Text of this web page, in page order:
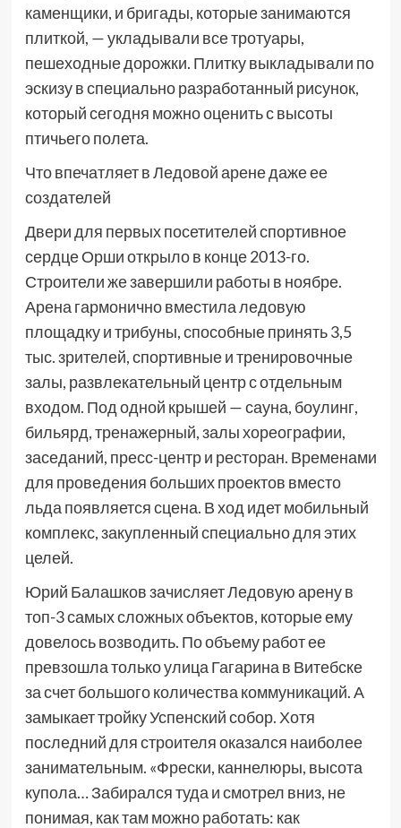
каменщики, и бригады, которые занимаются
плиткой, — укладывали все тротуары,
пешеходные дорожки. Плитку выкладывали по
эскизу в специально разработанный рисунок,
который сегодня можно оценить с высоты
птичьего полета.
Что впечатляет в Ледовой арене даже ее
создателей
Двери для первых посетителей спортивное
сердце Орши открыло в конце 2013-го.
Строители же завершили работы в ноябре.
Арена гармонично вместила ледовую
площадку и трибуны, способные принять 3,5
тыс. зрителей, спортивные и тренировочные
залы, развлекательный центр с отдельным
входом. Под одной крышей — сауна, боулинг,
бильярд, тренажерный, залы хореографии,
заседаний, пресс-центр и ресторан. Временами
для проведения больших проектов вместо
льда появляется сцена. В ход идет мобильный
комплекс, закупленный специально для этих
целей.
Юрий Балашков зачисляет Ледовую арену в
топ-3 самых сложных объектов, которые ему
довелось возводить. По объему работ ее
превзошла только улица Гагарина в Витебске
за счет большого количества коммуникаций. А
замыкает тройку Успенский собор. Хотя
последний для строителя оказался наиболее
занимательным. «Фрески, каннелюры, высота
купола… Забирался туда и смотрел вниз, не
понимая, как там можно работать: как